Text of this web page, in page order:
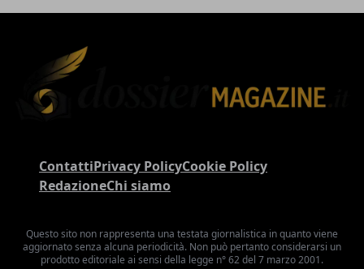
ContattiPrivacy PolicyCookie Policy
RedazioneChi siamo
Questo sito non rappresenta una testata giornalistica in quanto viene
aggiornato senza alcuna periodicità. Non può pertanto considerarsi un
prodotto editoriale ai sensi della legge n° 62 del 7 marzo 2001.